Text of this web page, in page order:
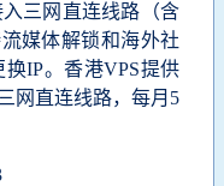
三网直连线路（含
媒体解锁和海外社
IP。香港VPS提供
网直连线路，每月5